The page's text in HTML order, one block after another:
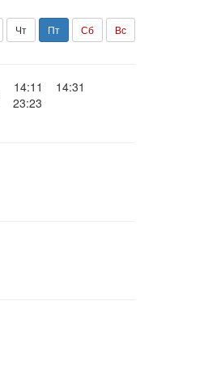
Чт Пт Сб Вс
14:11
14:31
23:23